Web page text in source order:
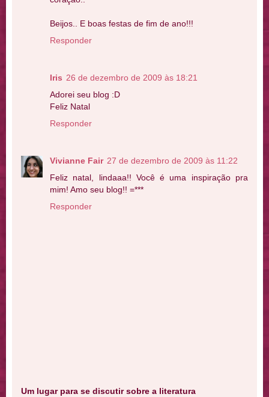
Beijos.. E boas festas de fim de ano!!!
Responder
Iris 26 de dezembro de 2009 às 18:21
Adorei seu blog :D
Feliz Natal
Responder
Vivianne Fair 27 de dezembro de 2009 às 11:22
Feliz natal, lindaaa!! Você é uma inspiração pra
mim! Amo seu blog!! =***
Responder
Um lugar para se discutir sobre a literatura